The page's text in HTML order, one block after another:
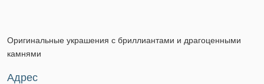
Оригинальные украшения с бриллиантами и драгоценными
камнями
Адрес